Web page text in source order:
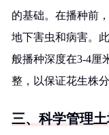
的基础。在播种前
地下害虫和病害。
般播种深度在3-4厘
整，以保证花生株
三、科学管理